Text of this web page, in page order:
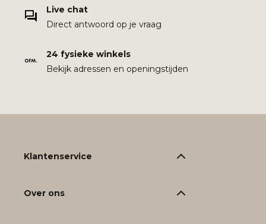
Live chat
Direct antwoord op je vraag
24 fysieke winkels
Bekijk adressen en openingstijden
Klantenservice
Over ons